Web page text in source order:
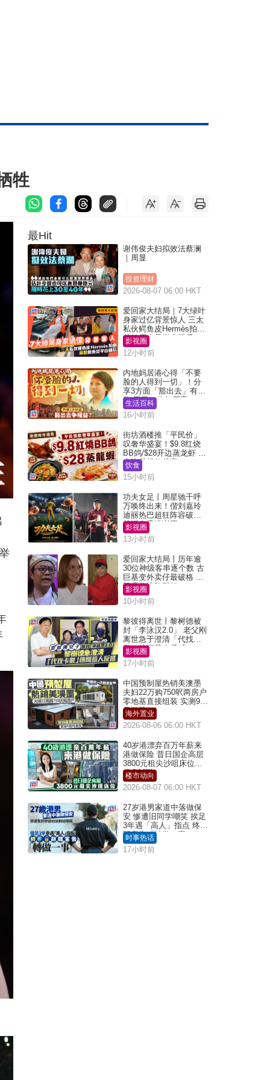
牲
最Hit
谢伟俊夫妇拟效法蔡澜
｜周显
投资理财
2026-08-07 06:00 HKT
爱回家大结局｜7大绿叶
身家过亿背景惊人 三太
私伙鳄鱼皮Hermès拍剧
苏姐原来是半山楼后
影视圈
12小时前
内地妈居港心得「不要
脸的人得到一切」！分
享3方面「豁出去」有著
数 网民：你好厉害
生活百科
16小时前
街坊酒楼推「平民价」
叹奢华盛宴！$9.8红烧
BB鸽/$28开边蒸龙虾 3
大晚餐超值优惠
饮食
15小时前
功夫女足丨周星驰千呼
万唤终出来！偕刘嘉玲
迪丽热巴超狂阵容破天
荒现身香港谢票
影视圈
13小时前
爱回家大结局丨历年逾
30位神级客串逐个数 古
巨基变外卖仔最破格 欧
阳震华情陷群姐
影视圈
10小时前
黎彼得离世丨黎树德被
封「李泳汉2.0」 老父刚
离世急于澄清「代找卡
数」传闻惹人反感
影视圈
17小时前
中国预制屋热销美澳墨
夫妇22万购750呎两房户
零地基直接组装 实测9个
月激赞
海外置业
2026-08-06 06:00 HKT
40岁港漂弃百万年薪来
港做保险 昔日国企高层
3800元租尖沙咀床位｜
租盘Million
楼市动向
2026-08-07 06:00 HKT
27岁港男家道中落做保
安 惨遭旧同学嘲笑 挨足
3年遇「高人」指点 终辞
职宣告「转做一事」｜
Juicy叮
时事热话
17小时前